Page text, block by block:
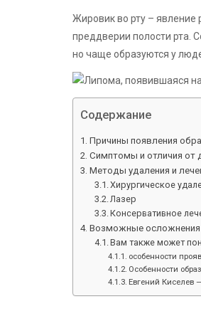
Жировик во рту – явление
преддверии полости рта.
но чаще образуются у
Содержание
Причины появления
Симптомы и отличия от
Методы удаления и
Хирургическое
Лазер
Консервативное
Возможные осложнения
Вам также может
особенности
Особенности
Евгений Киселев